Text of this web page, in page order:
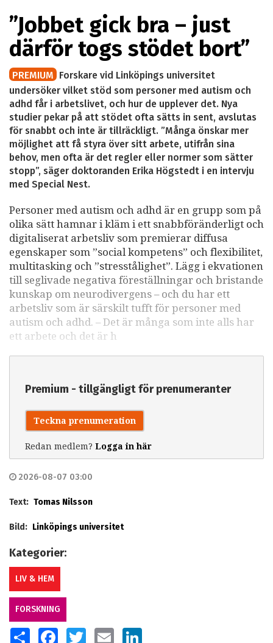
”Jobbet gick bra – just
därför togs stödet bort”
PREMIUM Forskare vid Linköpings universitet
undersöker vilket stöd som personer med autism och
adhd får i arbetslivet, och hur de upplever det. Nya
studier pekar på att stödet ofta sätts in sent, avslutas
för snabbt och inte är tillräckligt. ”Många önskar mer
möjlighet att få styra över sitt arbete, utifrån sina
behov, men ofta är det regler eller normer som sätter
stopp”, säger doktoranden Erika Högstedt i en intervju
med Special Nest.
Personer med autism och adhd är en grupp som på
olika sätt hamnar i kläm i ett snabbföränderligt och
digitaliserat arbetsliv som premierar diffusa
egenskaper som ”social kompetens” och flexibilitet,
multitasking och ”stresstålighet”. Lägg i ekvationen
till seglivade negativa föreställningar och bristande
kunskap om neurodivergens – och du har ett
arbetsliv som är särskilt tufft för personer med
autism och adhd. – Det är många som inte alls har
ett arbete och det är h
Premium - tillgängligt för prenumeranter
Teckna prenumeration
Redan medlem? Logga in här
2026-08-07 03:00
Text: Tomas Nilsson
Bild: Linköpings universitet
Kategorier:
LIV & HEM
FORSKNING
SHARE FACEBOOKTWITTER EMAIL